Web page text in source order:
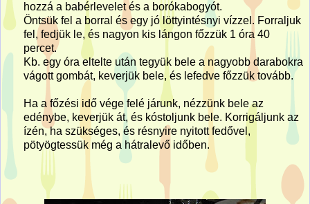
hozzá a babérlevelet és a borókabogyót.
Öntsük fel a borral és egy jó löttyintésnyi vízzel. Forraljuk
fel, fedjük le, és nagyon kis lángon főzzük 1 óra 40
percet.
Kb. egy óra eltelte után tegyük bele a nagyobb darabokra
vágott gombát, keverjük bele, és lefedve főzzük tovább.
Ha a főzési idő vége felé járunk, nézzünk bele az
edénybe, keverjük át, és kóstoljunk bele. Korrigáljunk az
ízén, ha szükséges, és résnyire nyitott fedővel,
pötyögtessük még a hátralevő időben.